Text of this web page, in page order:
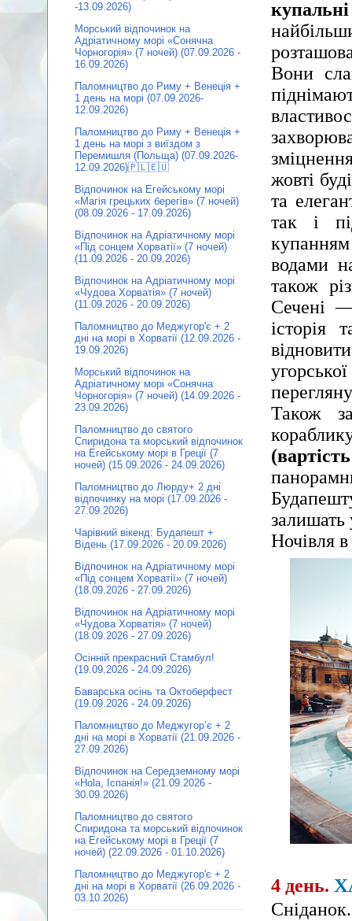
купальні
Вони
жовті
та
так і
купанням
водами
також
Сечені
історія
Також
залишать
Ночівля в
4 день.
-13.09.2026)
Морський відпочинок на
Адріатичному морі «Сонячна
Чорногорія» (7 ночей) (07.09.2026 -
16.09.2026)
Паломництво до Риму + Венеція +
1 день на морі (07.09.2026-
12.09.2026)
Паломництво до Риму + Венеція +
1 день на морі з виїздом з
Перемишля (Польща) (07.09.2026-
12.09.2026)🇵🇱🇪🇺
Відпочинок на Егейському морі
«Магія грецьких берегів» (7 ночей)
(08.09.2026 - 17.09.2026)
Відпочинок на Адріатичному морі
«Під сонцем Хорватії» (7 ночей)
(11.09.2026 - 20.09.2026)
Відпочинок на Адріатичному морі
«Чудова Хорватія» (7 ночей)
(11.09.2026 - 20.09.2026)
Паломництво до Меджугор'є + 2
дні на морі в Хорватії (12.09.2026 -
19.09.2026)
Морський відпочинок на
Адріатичному морі «Сонячна
Чорногорія» (7 ночей) (14.09.2026 -
23.09.2026)
Паломництво до святого
Спиридона та морський відпочинок
на Егейському морі в Греції (7
ночей) (15.09.2026 - 24.09.2026)
Паломництво до Люрду+ 2 дні
відпочинку на морі (17.09.2026 -
27.09.2026)
Чарівний вікенд: Будапешт +
Відень (17.09.2026 - 20.09.2026)
Відпочинок на Адріатичному морі
«Під сонцем Хорватії» (7 ночей)
(18.09.2026 - 27.09.2026)
Відпочинок на Адріатичному морі
«Чудова Хорватія» (7 ночей)
(18.09.2026 - 27.09.2026)
Осінній прекрасний Стамбул!
(19.09.2026 - 24.09.2026)
Баварська осінь та Октоберфест
(19.09.2026 - 24.09.2026)
Паломництво до Меджугор’є + 2
дні на морі в Хорватії (21.09.2026 -
27.09.2026)
Відпочинок на Середземному морі
«Hola, Іспанія!» (21.09.2026 -
30.09.2026)
Паломництво до святого
Спиридона та морський відпочинок
на Егейському морі в Греції (7
ночей) (22.09.2026 - 01.10.2026)
Паломництво до Меджугор'є + 2
дні на морі в Хорватії (26.09.2026 -
03.10.2026)